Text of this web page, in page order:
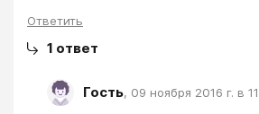
Ответить
1 ответ
Гость, 09 ноября 2016 г. в